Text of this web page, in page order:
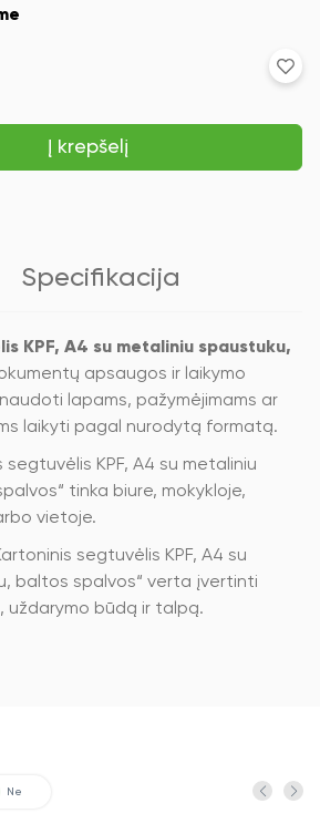
Į krepšelį
Specifikacija
KPF, A4 su metaliniu spaustuku,
apsaugos ir laikymo
lapams, pažymėjimams ar
laikyti pagal nurodytą formatą.
segtuvėlis KPF, A4 su metaliniu
tinka biure, mokykloje,
vietoje.
segtuvėlis KPF, A4 su
baltos spalvos“ verta įvertinti
uždarymo būdą ir talpą.
Ne